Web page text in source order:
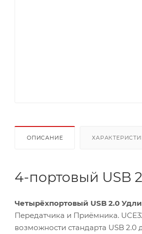
ОПИСАНИЕ
4-портовый USB
Четырёхпортовый USB 2.0
Передатчика и Приёмника.
возможности стандарта USB 2.0